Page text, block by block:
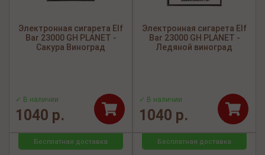
Электронная сигарета Elf
Bar 23000 GH PLANET -
Сакура Виноград
✓ В наличии
1040 р.
Электронная сигарета Elf
Bar 23000 GH PLANET -
Ледяной виноград
✓ В наличии
1040 р.
Бесплатная доставка Бесплатная доставка